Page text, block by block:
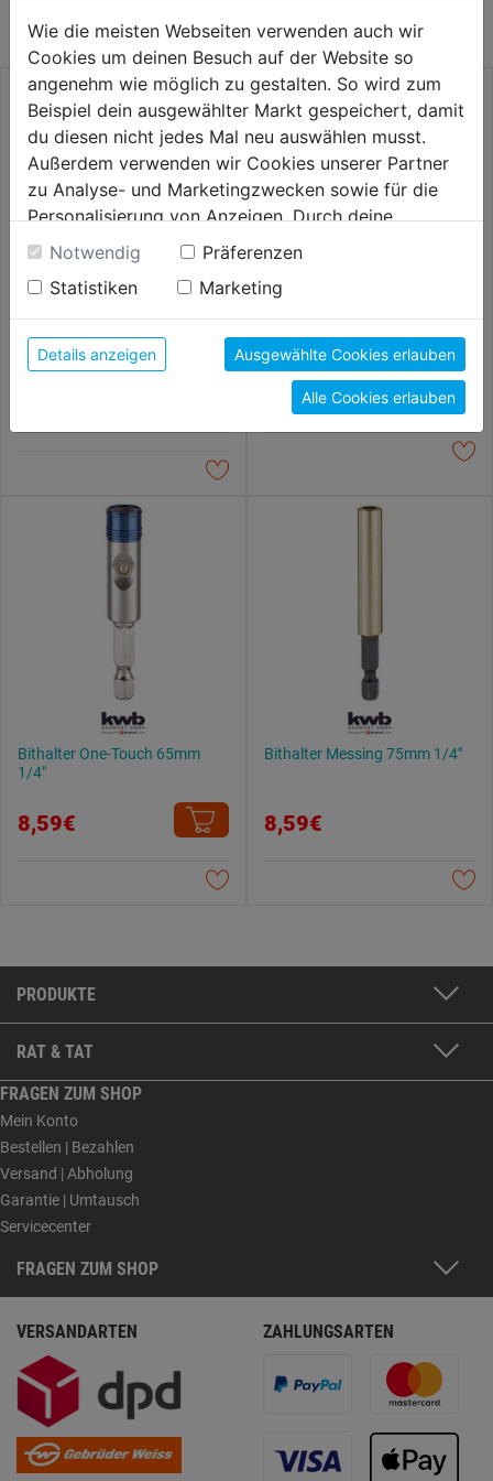
Bit 3867/1 TS Edelstahl
TX20x25mm SB
Bit S2 PZ 2x25mm 1
Pkg.=25Stk.
7,99€
Bithalter One-Touch 65mm
1/4"
8,59€
Bithalter Messing 75mm 1/4"
8,59€
PRODUKTE
RAT & TAT
FRAGEN ZUM SHOP
Mein Konto
Bestellen | Bezahlen
Versand | Abholung
Garantie | Umtausch
Servicecenter
FRAGEN ZUM SHOP
VERSANDARTEN ZAHLUNGSARTEN
Wie die meisten Webseiten verwenden auch wir
Cookies um deinen Besuch auf der Website so
angenehm wie möglich zu gestalten. So wird zum
Beispiel dein ausgewählter Markt gespeichert, damit
du diesen nicht jedes Mal neu auswählen musst.
Außerdem verwenden wir Cookies unserer Partner
zu Analyse- und Marketingzwecken sowie für die
Personalisierung von Anzeigen. Durch deine
Einwilligung werden die Daten von Drittanbieter,
unter anderem auch in den USA, verarbeitet.
Durch Klick auf "Alle Cookies erlauben" stimmst du
der Verwendung aller Cookies zu. Unter "Details
anzeigen" findest du alle Infos zu den
unterschiedlichen Cookies, unter "Cookies
Konfigurieren" kannst du auswählen, welche Cookies
du zulassen möchtest und welche nicht.
Weitere Informationen findest du in unserer
Datenschutzerklärung.
Notwendig
Präferenzen
Statistiken
Marketing
Details anzeigen Ausgewählte Cookies erlauben
Alle Cookies erlauben